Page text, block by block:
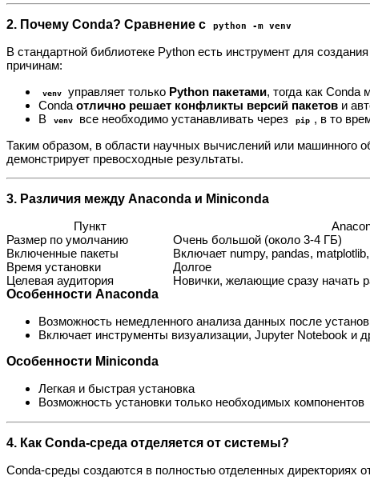
2. Почему Conda? Сравнение с python -m venv
В стандартной библиотеке Python есть инструмент для
причинам:
venv управляет только Python пакетами, тогда как Conda
Conda отлично решает конфликты версий пакетов и
В
venv все необходимо устанавливать через pip , в то
Таким образом, в области научных вычислений или машинного
демонстрирует превосходные результаты.
3. Различия между Anaconda и Miniconda
Пункт
Размер по умолчанию
Очень большой (около 3-4 ГБ)
Включенные пакеты
Включает numpy, pandas,
Время установки
Долгое
Целевая аудитория
Новички, желающие сразу начать
Особенности Anaconda
Возможность немедленного анализа данных после
Включает инструменты визуализации, Jupyter Notebook и
Особенности Miniconda
Легкая и быстрая установка
Возможность установки только необходимых
4. Как Conda-среда отделяется от системы?
Conda-среды создаются в полностью отделенных